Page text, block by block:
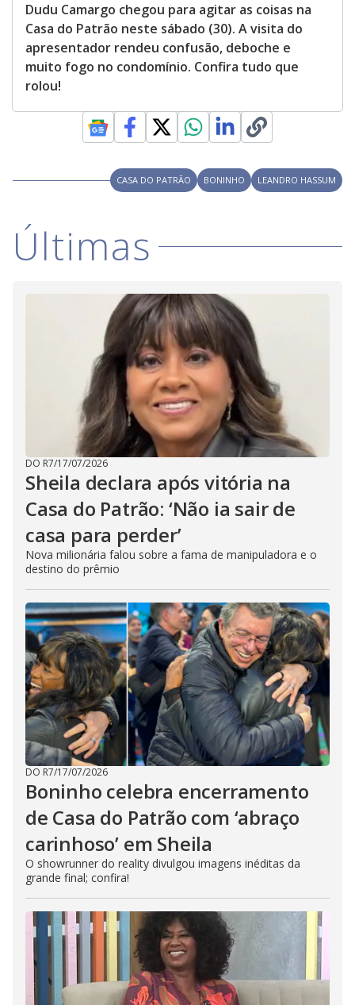
Dudu Camargo chegou para agitar as coisas na
Casa do Patrão neste sábado (30). A visita do
apresentador rendeu confusão, deboche e
muito fogo no condomínio. Confira tudo que
rolou!
CASA DO PATRÃO BONINHO LEANDRO HASSUM
Últimas
DO R7/17/07/2026
Sheila declara após vitória na
Casa do Patrão: ‘Não ia sair de
casa para perder’
Nova milionária falou sobre a fama de manipuladora e o
destino do prêmio
DO R7/17/07/2026
Boninho celebra encerramento
de Casa do Patrão com ‘abraço
carinhoso’ em Sheila
O showrunner do reality divulgou imagens inéditas da
grande final; confira!